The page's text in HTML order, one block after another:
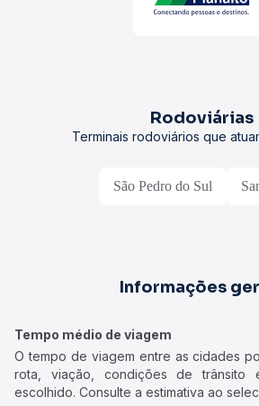
Rodoviárias
Terminais rodoviários que
São Pedro do Sul
Informações
Tempo médio de viagem
O tempo de viagem entre as cidades
rota, viação, condições de
escolhido. Consulte a estimativa ao